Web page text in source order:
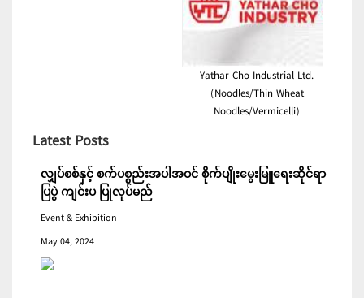
Yathar Cho Industrial Ltd.
(Noodles/Thin Wheat
Noodles/Vermicelli)
Latest Posts
လျှပ်စစ်နှင့် စက်ပစ္စည်းအပါအဝင် စိုက်ပျိုးမွေးမြူရေးဆိုင်ရာ
ပြပွဲ ကျင်းပ ပြုလုပ်မည်
Event & Exhibition
May 04, 2024